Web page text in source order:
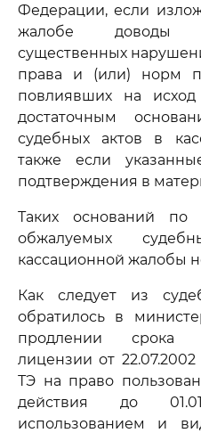
Федерации, если
жалобе доводы
существенных
права и (или) норм
повлиявших на
достаточным
судебных актов в
также если
подтверждения в
Таких оснований по
обжалуемых
кассационной жалобы
Как следует из
обратилось в
продлении срока
лицензии от
ТЭ на право
действия до
использованием и